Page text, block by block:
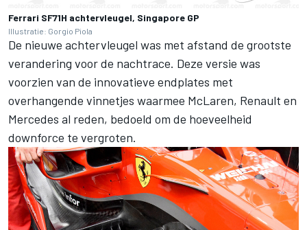
Ferrari SF71H achtervleugel, Singapore GP
Illustratie: Gorgio Piola
De nieuwe achtervleugel was met afstand de grootste
verandering voor de nachtrace. Deze versie was
voorzien van de innovatieve endplates met
overhangende vinnetjes waarmee McLaren, Renault en
Mercedes al reden, bedoeld om de hoeveelheid
downforce te vergroten.